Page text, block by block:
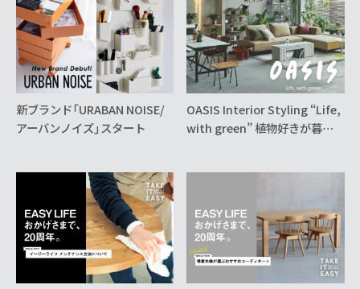
新ブランド「URABAN NOISE/
アーバンノイズ」スタート
OASIS Interior Styling “Life,
with green” 植物好きが暮ら